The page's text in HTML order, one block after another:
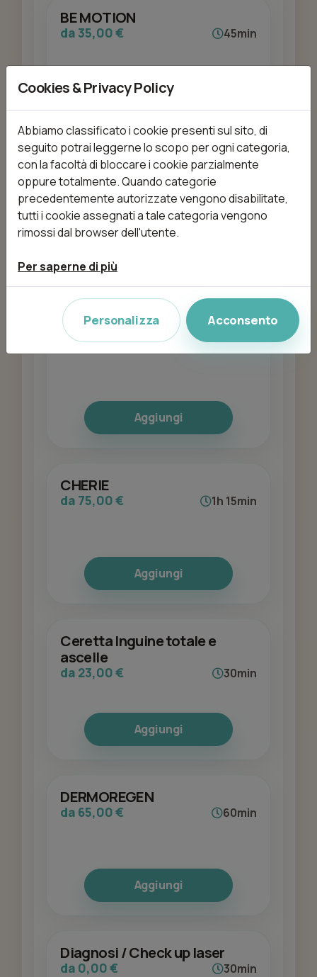
BE MOTION
da 35,00 € 45min
BODYSLIMMING
da 75,00 € 1h 15min
CALCHI CORPO
da 80,00 € 1h 15min
Aggiungi
CHERIE
da 75,00 € 1h 15min
Aggiungi
Ceretta Inguine totale e
ascelle
da 23,00 € 30min
Aggiungi
DERMOREGEN
da 65,00 € 60min
Aggiungi
Diagnosi / Check up laser
da 0,00 € 30min
Cookies & Privacy Policy
Abbiamo classificato i cookie presenti sul sito, di
seguito potrai leggerne lo scopo per ogni categoria,
con la facoltà di bloccare i cookie parzialmente
oppure totalmente. Quando categorie
precedentemente autorizzate vengono disabilitate,
tutti i cookie assegnati a tale categoria vengono
rimossi dal browser dell'utente.
Per saperne di più
Personalizza Acconsento